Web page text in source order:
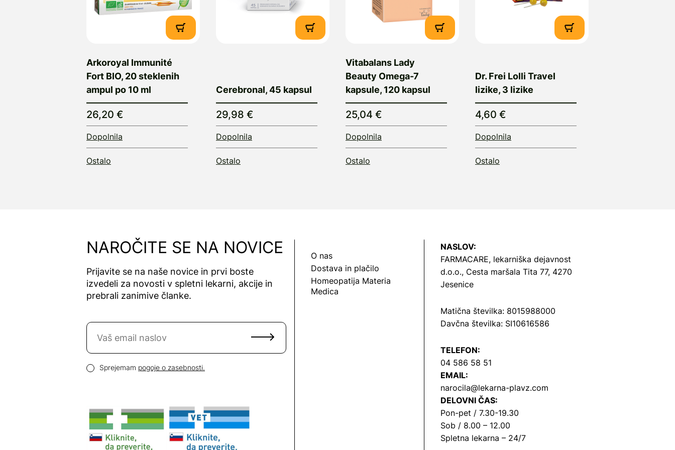
Arkoroyal Immunité
Fort BIO, 20 steklenih
ampul po 10 ml
26,20 €
Dopolnila
Ostalo
Cerebronal, 45 kapsul
29,98 €
Dopolnila
Ostalo
Vitabalans Lady
Beauty Omega-7
kapsule, 120 kapsul
25,04 €
Dopolnila
Ostalo
Dr. Frei Lolli Travel
lizike, 3 lizike
4,60 €
Dopolnila
Ostalo
NAROČITE SE NA NOVICE
Prijavite se na naše novice in prvi boste
izvedeli za novosti v spletni lekarni, akcije in
prebrali zanimive članke.
Naročite se na novice
Pogoji zasebnosti
Sprejemam pogoje o zasebnosti.
O nas
Dostava in plačilo
Homeopatija Materia
Medica
NASLOV:
FARMACARE, lekarniška dejavnost
d.o.o., Cesta maršala Tita 77, 4270
Jesenice
Matična številka: 8015988000
Davčna številka: SI10616586
TELEFON:
04 586 58 51
EMAIL:
narocila@lekarna-plavz.com
DELOVNI ČAS:
Pon-pet / 7.30-19.30
Sob / 8.00 – 12.00
Spletna lekarna – 24/7